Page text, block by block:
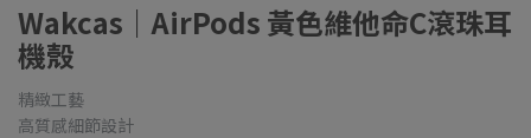
Wakcas｜AirPods 黃色維他命C滾珠耳
機殼
精緻工藝
高質感細節設計